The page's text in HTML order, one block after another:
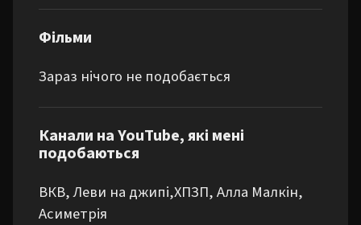
Фільми
Зараз нічого не подобається
Канали на YouTube, які мені
подобаються
ВКВ, Леви на джипі,ХПЗП, Алла Малкін,
Асиметрія